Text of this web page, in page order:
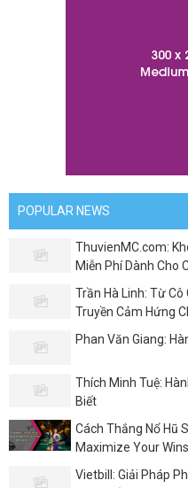
POPULAR NEWS
ThuvienMC.com:
Miễn Phí Dành Cho
Trần Hà Linh: Từ
Truyền Cảm Hứng
Phan Văn Giang:
Thích Minh Tuệ:
Biết
Cách Thắng Nổ Hũ
Maximize Your
Vietbill: Giải Pháp